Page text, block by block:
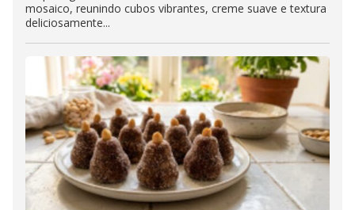
mosaico, reunindo cubos vibrantes, creme suave e textura
deliciosamente...